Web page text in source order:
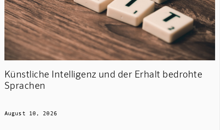
Künstliche Intelligenz und der Erhalt bedrohte
Sprachen
August 10, 2026